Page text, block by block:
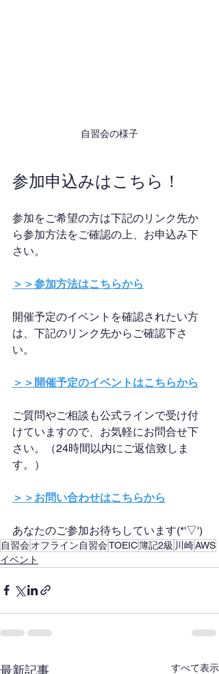
自習会の様子
参加申込みはこちら！
参加をご希望の方は下記のリンク先か
ら参加方法をご確認の上、お申込み下
さい。
＞＞参加方法はこちらから
開催予定のイベントを確認されたい方
は、下記のリンク先からご確認下さ
い。
＞＞開催予定のイベントはこちらから
ご質問やご相談も公式ラインで受け付
けていますので、お気軽にお問合せ下
さい。（24時間以内にご返信致しま
す。）
＞＞お問い合わせはこちらから
あなたのご参加お待ちしています(*'▽')
自習会オフライン自習会TOEIC簿記2級 川崎AWS
イベント
最新記事 すべて表示